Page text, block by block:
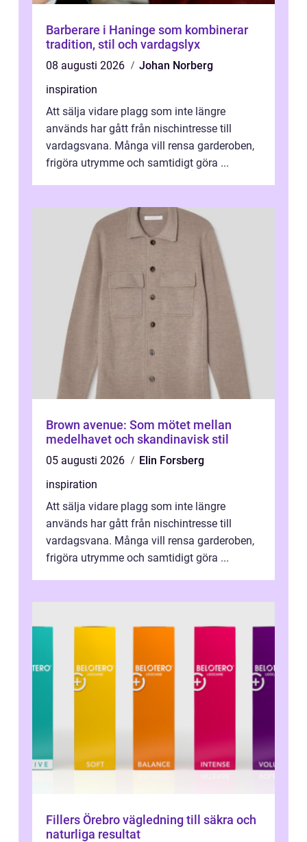
Barberare i Haninge som kombinerar
tradition, stil och vardagslyx
08 augusti 2026
Johan Norberg
inspiration
Att sälja vidare plagg som inte längre
används har gått från nischintresse till
vardagsvana. Många vill rensa garderoben,
frigöra utrymme och samtidigt göra ...
Brown avenue: Som mötet mellan
medelhavet och skandinavisk stil
05 augusti 2026
Elin Forsberg
inspiration
Att sälja vidare plagg som inte längre
används har gått från nischintresse till
vardagsvana. Många vill rensa garderoben,
frigöra utrymme och samtidigt göra ...
Fillers Örebro vägledning till säkra och
naturliga resultat